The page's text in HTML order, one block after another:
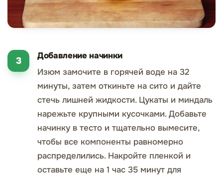
Добавление начинки
Изюм замочите в горячей воде на 32
минуты, затем откиньте на сито и дайте
стечь лишней жидкости. Цукаты и миндаль
нарежьте крупными кусочками. Добавьте
начинку в тесто и тщательно вымесите,
чтобы все компоненты равномерно
распределились. Накройте пленкой и
оставьте еще на 1 час 35 минут для